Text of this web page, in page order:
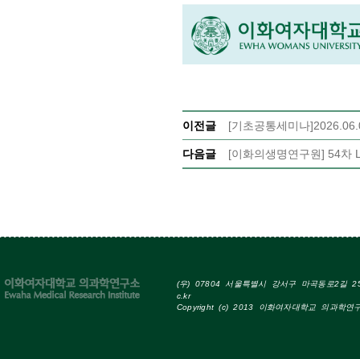
이전글 [기초공통세미나
다음글 [이화의생명연구원] 54차
(우) 07804 서울특별시 강서구 마곡동로2길
c.kr
Copyright (c) 2013 이화여자대학교 의과학연